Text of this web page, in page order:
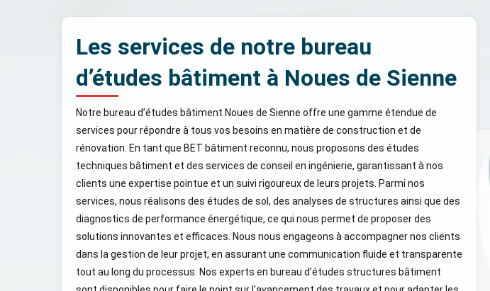
Les services de notre bureau
d’études bâtiment à Noues de Sienne
Notre bureau d’études bâtiment Noues de Sienne offre une gamme étendue de
services pour répondre à tous vos besoins en matière de construction et de
rénovation. En tant que BET bâtiment reconnu, nous proposons des études
techniques bâtiment et des services de conseil en ingénierie, garantissant à nos
clients une expertise pointue et un suivi rigoureux de leurs projets. Parmi nos
services, nous réalisons des études de sol, des analyses de structures ainsi que des
diagnostics de performance énergétique, ce qui nous permet de proposer des
solutions innovantes et efficaces. Nous nous engageons à accompagner nos clients
dans la gestion de leur projet, en assurant une communication fluide et transparente
tout au long du processus. Nos experts en bureau d’études structures bâtiment